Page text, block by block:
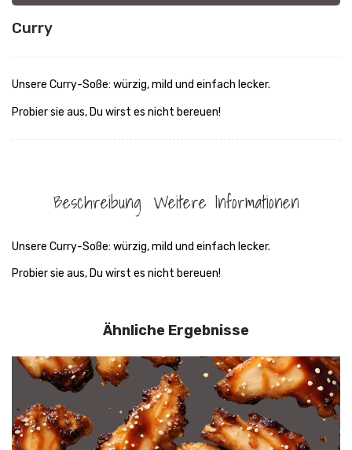
Curry
Unsere Curry-Soße: würzig, mild und einfach lecker.
Probier sie aus, Du wirst es nicht bereuen!
Beschreibung Weitere Informationen
Unsere Curry-Soße: würzig, mild und einfach lecker.
Probier sie aus, Du wirst es nicht bereuen!
Ähnliche Ergebnisse